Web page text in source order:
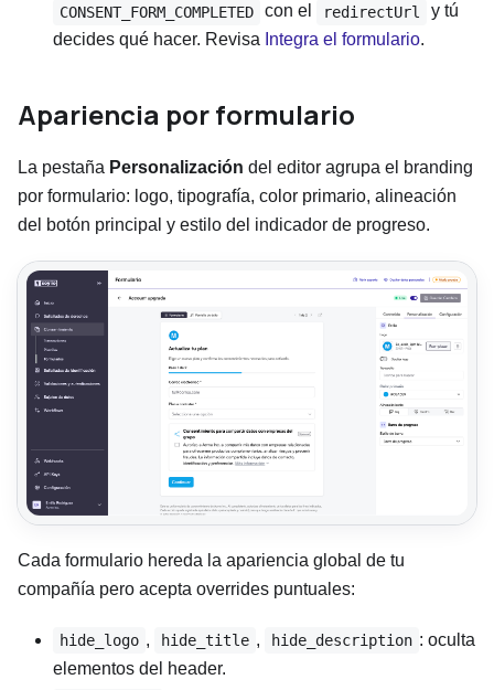
CONSENT_FORM_COMPLETED con el redirectUrl
y tú
decides qué hacer. Revisa Integra el formulario.
Apariencia por formulario
La pestaña Personalización del editor agrupa el branding
por formulario: logo, tipografía, color primario, alineación
del botón principal y estilo del indicador de progreso.
Cada formulario hereda la apariencia global de tu
compañía pero acepta overrides puntuales:
hide_logo , hide_title , hide_description : oculta
elementos del header.